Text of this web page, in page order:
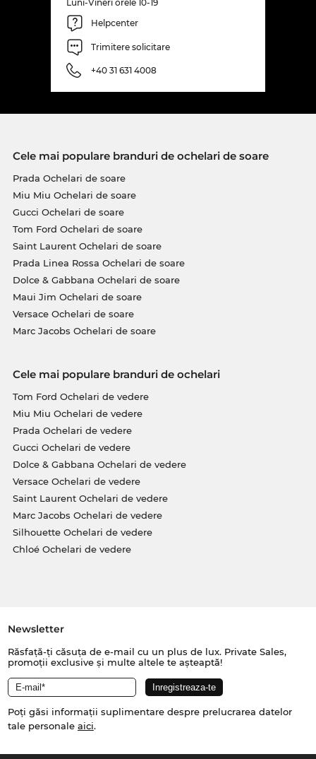
Luni-Vineri orele 10-19
Helpcenter
Trimitere solicitare
+40 31 631 4008
Cele mai populare branduri de ochelari de soare
Prada Ochelari de soare
Miu Miu Ochelari de soare
Gucci Ochelari de soare
Tom Ford Ochelari de soare
Saint Laurent Ochelari de soare
Prada Linea Rossa Ochelari de soare
Dolce & Gabbana Ochelari de soare
Maui Jim Ochelari de soare
Versace Ochelari de soare
Marc Jacobs Ochelari de soare
Cele mai populare branduri de ochelari
Tom Ford Ochelari de vedere
Miu Miu Ochelari de vedere
Prada Ochelari de vedere
Gucci Ochelari de vedere
Dolce & Gabbana Ochelari de vedere
Versace Ochelari de vedere
Saint Laurent Ochelari de vedere
Marc Jacobs Ochelari de vedere
Silhouette Ochelari de vedere
Chloé Ochelari de vedere
Newsletter
Răsfață-ți căsuța de e-mail cu un plus de lux. Private Sales,
promoții exclusive și multe altele te așteaptă!
Poți găsi informații suplimentare despre prelucrarea datelor
tale personale aici.